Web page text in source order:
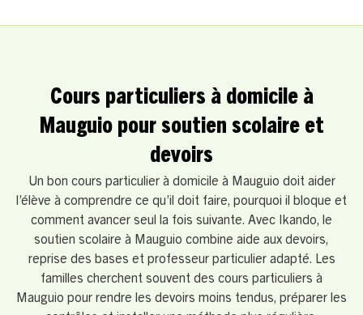
Cours particuliers à domicile à
Mauguio pour soutien scolaire et
devoirs
Un bon cours particulier à domicile à Mauguio doit aider
l’élève à comprendre ce qu’il doit faire, pourquoi il bloque et
comment avancer seul la fois suivante. Avec Ikando, le
soutien scolaire à Mauguio combine aide aux devoirs,
reprise des bases et professeur particulier adapté. Les
familles cherchent souvent des cours particuliers à
Mauguio pour rendre les devoirs moins tendus, préparer les